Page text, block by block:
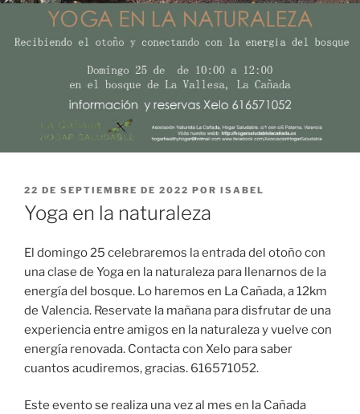
PUBLICADO
EL
22 DE SEPTIEMBRE DE 2022 POR ISABEL
Yoga en la naturaleza
El domingo 25 celebraremos la entrada del otoño con
una clase de Yoga en la naturaleza para llenarnos de la
energía del bosque. Lo haremos en La Cañada, a 12km
de Valencia. Reservate la mañana para disfrutar de una
experiencia entre amigos en la naturaleza y vuelve con
energía renovada. Contacta con Xelo para saber
cuantos acudiremos, gracias. 616571052.
Este evento se realiza una vez al mes en la Cañada